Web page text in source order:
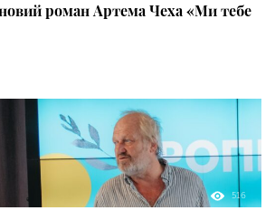
роман Артема Чеха «Ми тебе
516